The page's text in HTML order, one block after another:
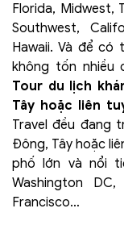
Florida, Midwest,
Southwest,
Hawaii. Và để có
không tốn nhiều
Tour du lịch
Tây hoặc liên
Travel đều đang
Đông, Tây hoặc
phố lớn và nổi
Washington
Francisco…